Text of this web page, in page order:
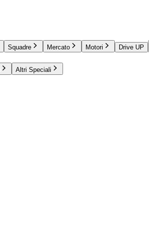
Squadre Mercato Motori Drive UP
Altri Speciali